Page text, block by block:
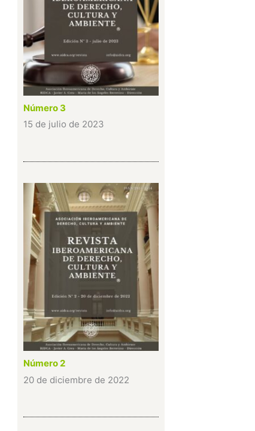
Número 3
15 de julio de 2023
Número 2
20 de diciembre de 2022